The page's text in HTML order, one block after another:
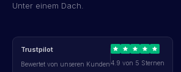
Unter einem Dach.
Trustpilot
Bewertet von unseren Kunden4.9 von 5 Sternen